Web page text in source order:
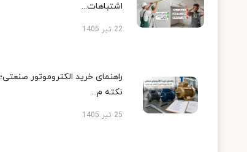
اشتباهات...
22 تیر 1405
نکته م...
25 تیر 1405